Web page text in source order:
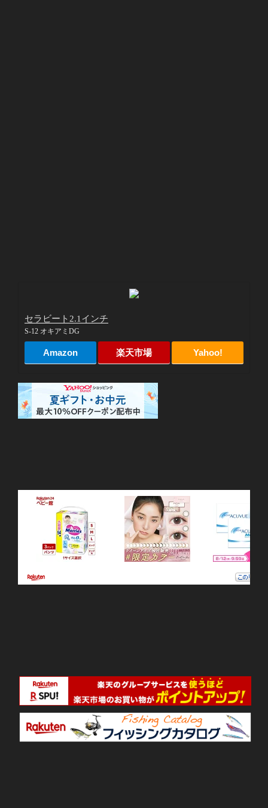
セラビート2.1インチ
S-12 オキアミDG
Amazon 楽天市場 Yahoo!